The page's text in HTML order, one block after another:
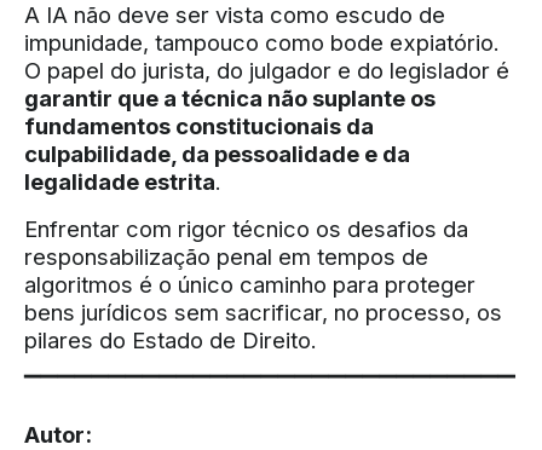
A IA não deve ser vista como escudo de
impunidade, tampouco como bode expiatório.
O papel do jurista, do julgador e do legislador é
garantir que a técnica não suplante os
fundamentos constitucionais da
culpabilidade, da pessoalidade e da
legalidade estrita.
Enfrentar com rigor técnico os desafios da
responsabilização penal em tempos de
algoritmos é o único caminho para proteger
bens jurídicos sem sacrificar, no processo, os
pilares do Estado de Direito.
▔▔▔▔▔▔▔▔▔▔▔▔▔▔▔▔▔▔▔▔▔▔▔▔▔▔▔▔▔
Autor: